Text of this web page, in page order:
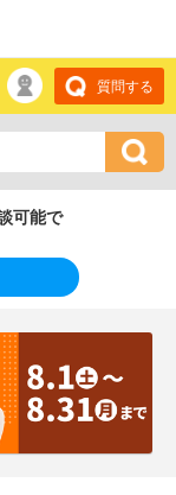
質問する
可能で